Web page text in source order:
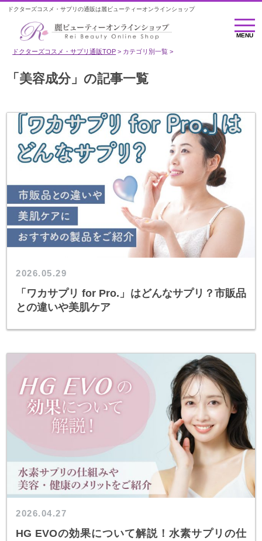
ドクターズコスメ・サプリの通販は麗ビューティーオンラインショップ
MENU
MENU
ドクターズコスメ・サプリ通販TOP カテゴリ別一覧
「美容成分」の記事一覧
2026.05.29
「ワカサプリ for Pro.」はどんなサプリ？市販品
との違いや美肌ケア
2026.04.27
HG EVOの効果について解説！水素サプリの仕